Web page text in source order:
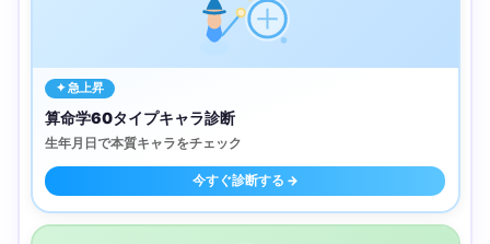
✦ 急上昇
算命学60タイプキャラ診断
生年月日で本質キャラをチェック
今すぐ診断する →